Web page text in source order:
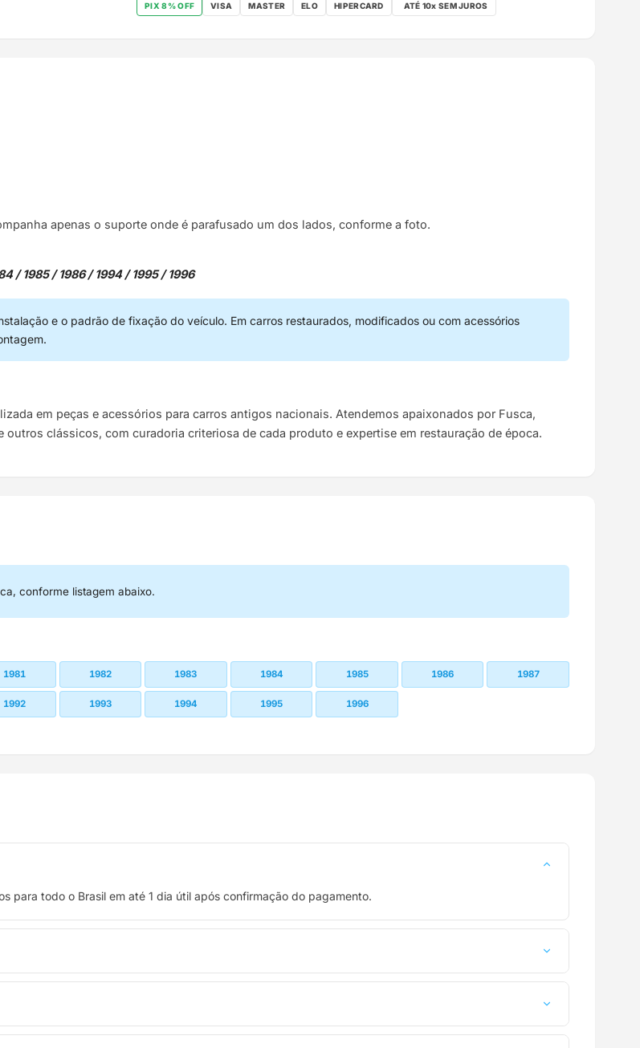
PIX 8% OFF VISA MASTER ELO HIPERCARD
apenas o suporte onde é parafusado um dos lados, conforme a foto.
/ 1985 / 1986 / 1994 / 1995 / 1996
e o padrão de fixação do veículo. Em carros restaurados, modificados ou com acessórios
em peças e acessórios para carros antigos nacionais. Atendemos apaixonados por Fusca,
outros clássicos, com curadoria criteriosa de cada produto e expertise em restauração de época.
conforme listagem abaixo.
1981 1982 1983 1984 1985 1986 1987
1992 1993 1994 1995 1996
para todo o Brasil em até 1 dia útil após confirmação do pagamento.
à vista no Pix com 8% de desconto.
em contato pelo WhatsApp ou e-mail.